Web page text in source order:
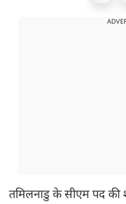
तमिलनाडु के सीएम पद